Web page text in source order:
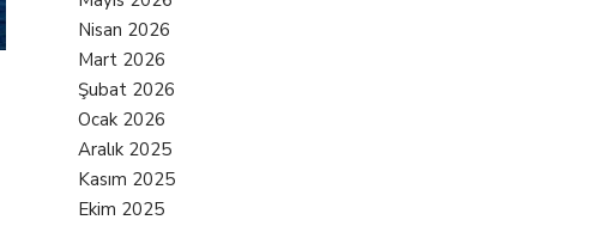
Nisan 2026
Mart 2026
Şubat 2026
Ocak 2026
Aralık 2025
Kasım 2025
Ekim 2025